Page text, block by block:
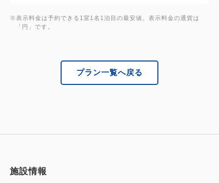
ージックでお客様をお出迎えいたします。
清水寺、二条城、金閣寺などの観光名所までアクセス
※表示料金は予約できる1室1名1泊目の最安値。表示料金の通貨は
「円」です。
プラン一覧へ戻る
施設情報